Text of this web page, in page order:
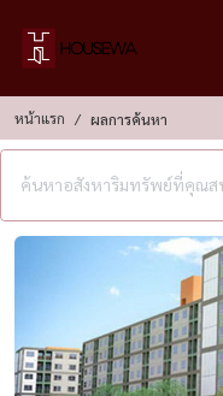
หน้าแรก ผลการค้นหา